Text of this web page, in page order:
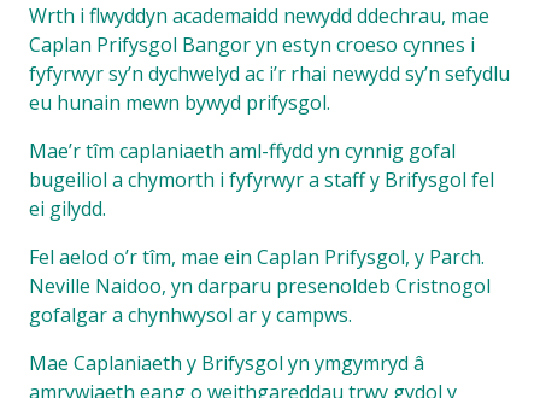
Wrth i flwyddyn academaidd newydd ddechrau, mae
Caplan Prifysgol Bangor yn estyn croeso cynnes i
fyfyrwyr sy’n dychwelyd ac i’r rhai newydd sy’n sefydlu
eu hunain mewn bywyd prifysgol.
Mae’r tîm caplaniaeth aml-ffydd yn cynnig gofal
bugeiliol a chymorth i fyfyrwyr a staff y Brifysgol fel
ei gilydd.
Fel aelod o’r tîm, mae ein Caplan Prifysgol, y Parch.
Neville Naidoo, yn darparu presenoldeb Cristnogol
gofalgar a chynhwysol ar y campws.
Mae Caplaniaeth y Brifysgol yn ymgymryd â
amrywiaeth eang o weithgareddau trwy gydol y